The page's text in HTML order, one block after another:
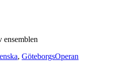
ensemblen
, GöteborgsOperan